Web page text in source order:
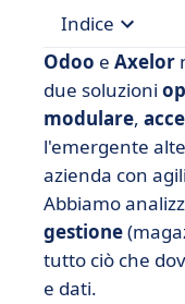
Indice
• Che cos'è
• Che cos'è
• Axelor vs
• Axelor vs
• Axelor vs
• Axelor vs
Odoo e Axelor
due soluzioni
modulare,
l'emergente
azienda con
Abbiamo
gestione
tutto ciò che
e dati.